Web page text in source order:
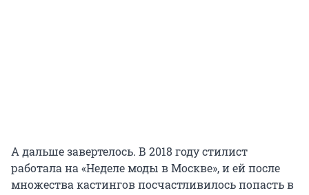
А дальше завертелось. В 2018 году стилист
работала на «Неделе моды в Москве», и ей после
множества кастингов посчастливилось попасть в